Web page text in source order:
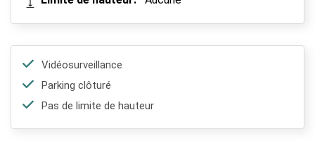
Vidéosurveillance
Parking clôturé
Pas de limite de hauteur